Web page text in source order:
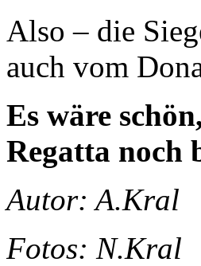
Also – die
auch vom
Es wäre
Regatta noch
Autor: A.Kral
Fotos: N.Kral